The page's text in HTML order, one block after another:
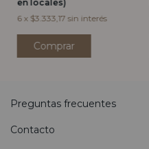
en locales)
6 x $3.333,17 sin interés
Comprar
Preguntas frecuentes
Contacto